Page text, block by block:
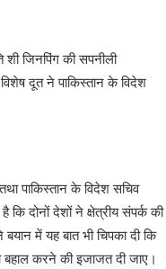
शी जिनपिंग की सपनीली
दूत ने पाकिस्तान के विदेश
पाकिस्तान के विदेश सचिव
दोनों देशों ने क्षेत्रीय संपर्क की
में यह बात भी चिपका दी कि
बहाल करने की इजाजत दी जाए।